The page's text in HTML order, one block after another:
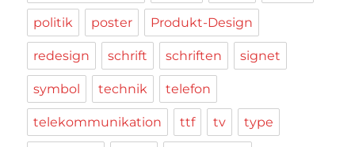
politik poster Produkt-Design
redesign schrift schriften signet
symbol technik telefon
telekommunikation ttf tv type